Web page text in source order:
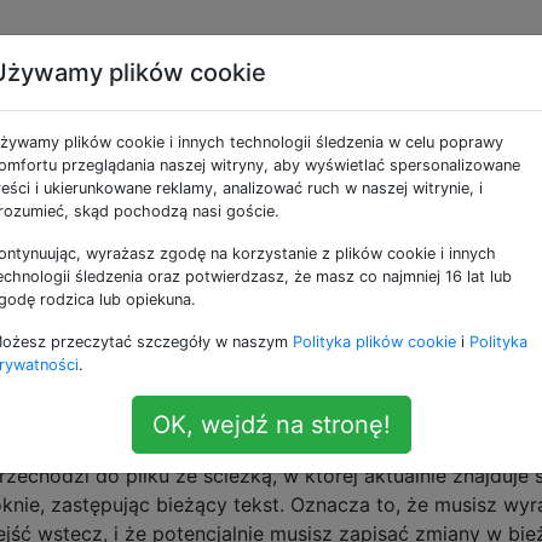
jako file-operations
plik?
są kontrolowane wersjami, więc możliwe jest, że
Vimem. Jaki jest szybki sposób na ponowne
i ponownego otwierania Vima? Czy istnieje sposób, aby
jak gf, ale w nowej karcie (lub
do pliku ze ścieżką, w której aktualnie znajduje
zastępując bieżący tekst. Oznacza to, że musisz
wstecz, i że potencjalnie musisz zapisać zmiany w
plików cookie
plików cookie i innych technologii śledzenia w celu poprawy
przeglądania naszej witryny, aby wyświetlać spersonalizowane
i ukierunkowane reklamy, analizować ruch w naszej witrynie, i
skąd pochodzą nasi goście.
wyrażasz zgodę na korzystanie z plików cookie i innych
śledzenia oraz potwierdzasz, że masz co najmniej 16 lat lub
rodzica lub opiekuna.
przeczytać szczegóły w naszym Polityka plików cookie i Polityka
.
OK, wejdź na stronę!